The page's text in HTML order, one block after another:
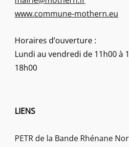
www.commune-mothern.eu
Horaires d’ouverture :
Lundi au vendredi de 11h00 à
18h00
LIENS
PETR de la Bande Rhénane